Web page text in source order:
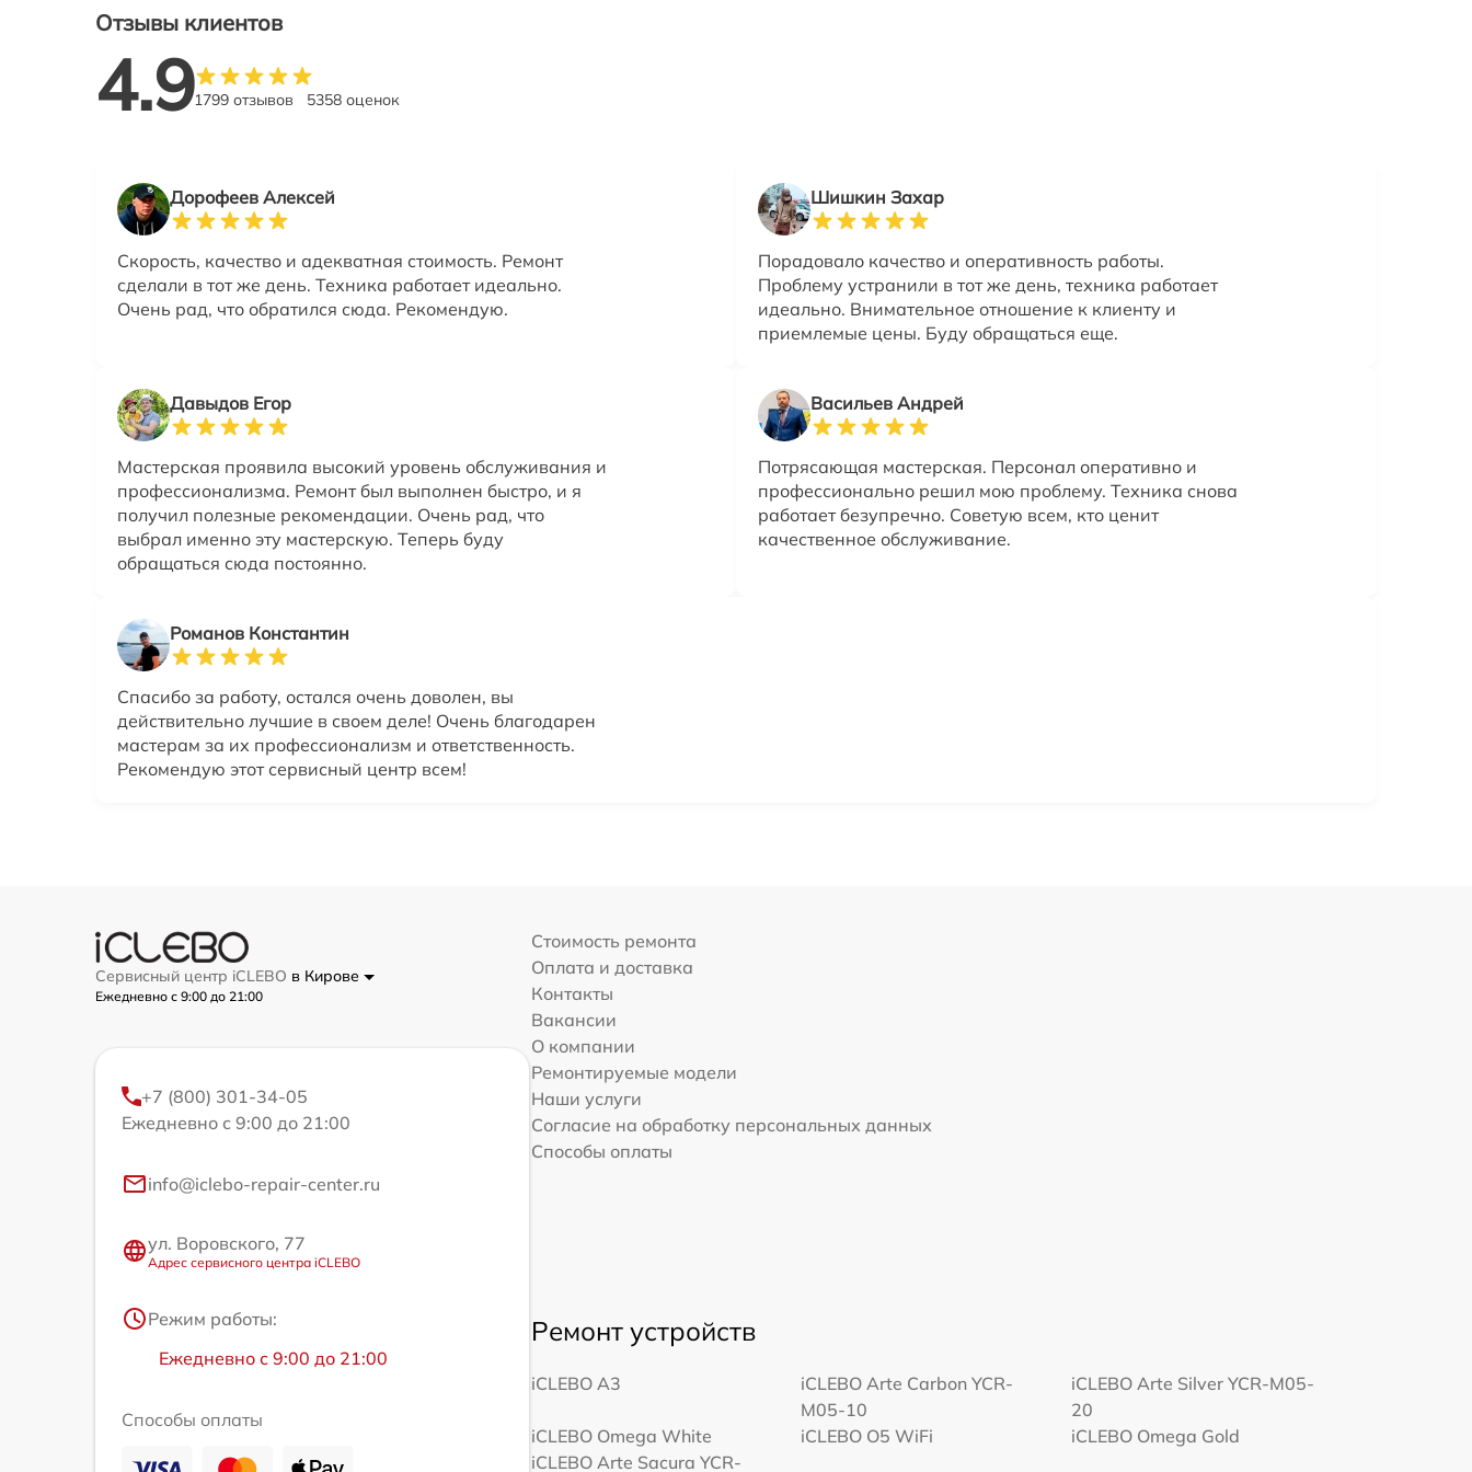
Отзывы клиентов
4.91799 отзывов 5358 оценок
Дорофеев Алексей
Скорость, качество и адекватная стоимость. Ремонт
сделали в тот же день. Техника работает идеально.
Очень рад, что обратился сюда. Рекомендую.
Шишкин Захар
Порадовало качество и оперативность работы.
Проблему устранили в тот же день, техника работает
идеально. Внимательное отношение к клиенту и
приемлемые цены. Буду обращаться еще.
Давыдов Егор
Мастерская проявила высокий уровень обслуживания и
профессионализма. Ремонт был выполнен быстро, и я
получил полезные рекомендации. Очень рад, что
выбрал именно эту мастерскую. Теперь буду
обращаться сюда постоянно.
Васильев Андрей
Потрясающая мастерская. Персонал оперативно и
профессионально решил мою проблему. Техника снова
работает безупречно. Советую всем, кто ценит
качественное обслуживание.
Романов Константин
Спасибо за работу, остался очень доволен, вы
действительно лучшие в своем деле! Очень благодарен
мастерам за их профессионализм и ответственность.
Рекомендую этот сервисный центр всем!
Сервисный центр iCLEBO в Кирове
Ежедневно с 9:00 до 21:00
+7 (800) 301-34-05
Ежедневно с 9:00 до 21:00
info@iclebo-repair-center.ru
ул. Воровского, 77
Адрес сервисного центра iCLEBO
Режим работы:
Ежедневно с 9:00 до 21:00
Способы оплаты
Стоимость ремонта
Оплата и доставка
Контакты
Вакансии
О компании
Ремонтируемые модели
Наши услуги
Согласие на обработку персональных данных
Способы оплаты
Ремонт устройств
iCLEBO A3
iCLEBO Arte Carbon YCR-
M05-10
iCLEBO Arte Silver YCR-M05-
20
iCLEBO Omega White
iCLEBO O5 WiFi
iCLEBO Omega Gold
iCLEBO Arte Sacura YCR-